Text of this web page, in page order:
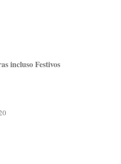
incluso Festivos